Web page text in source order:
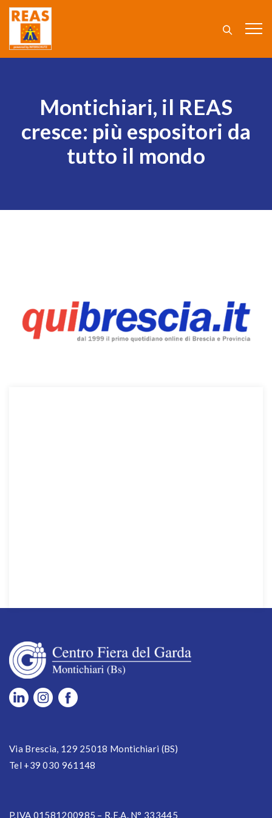
Montichiari, il REAS
cresce: più espositori da
tutto il mondo
Via Brescia, 129 25018 Montichiari (BS)
Tel +39 030 961148
P.IVA 01581200985 – R.E.A. N° 333445